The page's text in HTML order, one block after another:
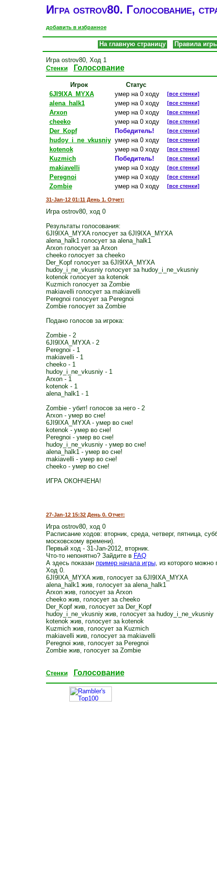
Игра ostrov80. Голосование,
добавить в избранное
На главную страницу Правила
Игра ostrov80, Ход 1
Стенки
Голосование
Игрок
Статус
6JI9IXA_MYXA
умер на 0 ходу [все стенки]
alena_halk1 умер на 0 ходу [все стенки]
Arxon умер на 0 ходу [все стенки]
cheeko умер на 0 ходу [все стенки]
Der_Kopf Победитель! [все стенки]
hudoy_i_ne_vkusniy умер на 0 ходу [все стенки]
kotenok умер на 0 ходу [все стенки]
Kuzmich Победитель! [все стенки]
makiavelli умер на 0 ходу [все стенки]
Peregnoi умер на 0 ходу [все стенки]
Zombie умер на 0 ходу [все стенки]
31-Jan-12 01:11 День 1. Отчет:
Игра ostrov80, ход 0
Результаты голосования:
6JI9IXA_MYXA голосует за 6JI9IXA_MYXA
alena_halk1 голосует за alena_halk1
Arxon голосует за Arxon
cheeko голосует за cheeko
Der_Kopf голосует за 6JI9IXA_MYXA
hudoy_i_ne_vkusniy голосует за hudoy_i_ne_vkusniy
kotenok голосует за kotenok
Kuzmich голосует за Zombie
makiavelli голосует за makiavelli
Peregnoi голосует за Peregnoi
Zombie голосует за Zombie
Подано голосов за игрока:
Zombie - 2
6JI9IXA_MYXA - 2
Peregnoi - 1
makiavelli - 1
cheeko - 1
hudoy_i_ne_vkusniy - 1
Arxon - 1
kotenok - 1
alena_halk1 - 1
Zombie - убит! голосов за него - 2
Arxon - умер во сне!
6JI9IXA_MYXA - умер во сне!
kotenok - умер во сне!
Peregnoi - умер во сне!
hudoy_i_ne_vkusniy - умер во сне!
alena_halk1 - умер во сне!
makiavelli - умер во сне!
cheeko - умер во сне!
ИГРА ОКОНЧЕНА!
27-Jan-12 15:32 День 0. Отчет:
Игра ostrov80, ход 0
Расписание ходов: вторник, среда, четверг, пятница,
московскому времени).
Первый ход - 31-Jan-2012, вторник.
Что-то непонятно? Зайдите в FAQ
А здесь показан пример начала игры, из которого можно
Ход 0.
6JI9IXA_MYXA жив, голосует за 6JI9IXA_MYXA
alena_halk1 жив, голосует за alena_halk1
Arxon жив, голосует за Arxon
cheeko жив, голосует за cheeko
Der_Kopf жив, голосует за Der_Kopf
hudoy_i_ne_vkusniy жив, голосует за hudoy_i_ne_vkusniy
kotenok жив, голосует за kotenok
Kuzmich жив, голосует за Kuzmich
makiavelli жив, голосует за makiavelli
Peregnoi жив, голосует за Peregnoi
Zombie жив, голосует за Zombie
Стенки Голосование